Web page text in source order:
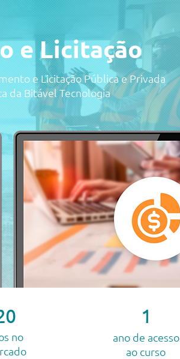
e Licitação
e Licitação Pública e Privada
da Bitável Tecnologia
no
1
ano de acesso
ao curso